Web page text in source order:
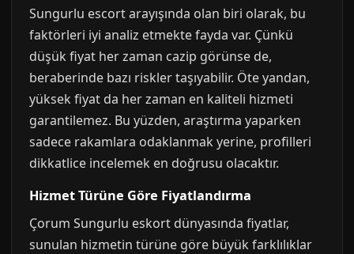
Sungurlu escort arayışında olan biri olarak, bu
faktörleri iyi analiz etmekte fayda var. Çünkü
düşük fiyat her zaman cazip görünse de,
beraberinde bazı riskler taşıyabilir. Öte yandan,
yüksek fiyat da her zaman en kaliteli hizmeti
garantilemez. Bu yüzden, araştırma yaparken
sadece rakamlara odaklanmak yerine, profilleri
dikkatlice incelemek en doğrusu olacaktır.
Hizmet Türüne Göre Fiyatlandırma
Çorum Sungurlu eskort dünyasında fiyatlar,
sunulan hizmetin türüne göre büyük farklılıklar